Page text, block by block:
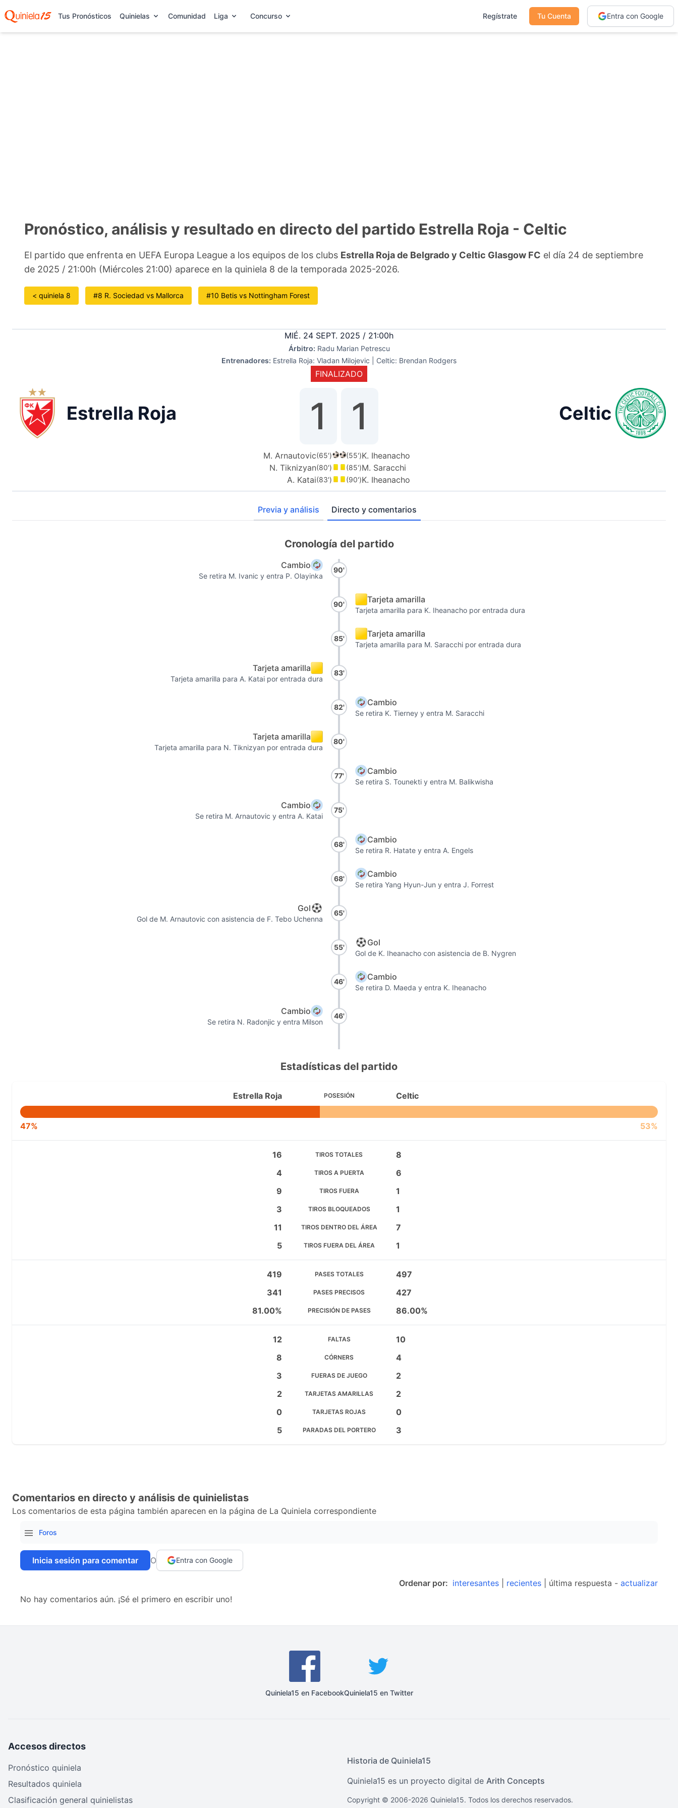
Tus Pronósticos Quinielas Comunidad Liga Concurso Regístrate Tu Cuenta Entra con Google
Pronóstico, análisis y resultado en directo del partido Estrella Roja - Celtic
El partido que enfrenta en UEFA Europa League a los equipos de los clubs Estrella Roja de Belgrado y Celtic Glasgow FC el día 24 de septiembre
de 2025 / 21:00h (Miércoles 21:00) aparece en la quiniela 8 de la temporada 2025-2026.
< quiniela 8 #8 R. Sociedad vs Mallorca #10 Betis vs Nottingham Forest
MIÉ. 24 SEPT. 2025 / 21:00h
Árbitro: Radu Marian Petrescu
Entrenadores: Estrella Roja: Vladan Milojevic | Celtic: Brendan Rodgers
FINALIZADO
Estrella Roja 1 1 Celtic
M. Arnautovic(65')
N. Tiknizyan(80')
A. Katai(83')
(55')K. Iheanacho
(85')M. Saracchi
(90')K. Iheanacho
Previa y análisis Directo y comentarios
Cronología del partido
Cambio
Se retira M. Ivanic y entra P. Olayinka
90'
90' Tarjeta amarilla
Tarjeta amarilla para K. Iheanacho por entrada dura
85' Tarjeta amarilla
Tarjeta amarilla para M. Saracchi por entrada dura
Tarjeta amarilla
Tarjeta amarilla para A. Katai por entrada dura
83'
82' Cambio
Se retira K. Tierney y entra M. Saracchi
Tarjeta amarilla
Tarjeta amarilla para N. Tiknizyan por entrada dura
80'
77' Cambio
Se retira S. Tounekti y entra M. Balikwisha
Cambio
Se retira M. Arnautovic y entra A. Katai
75'
68' Cambio
Se retira R. Hatate y entra A. Engels
68' Cambio
Se retira Yang Hyun-Jun y entra J. Forrest
Gol
Gol de M. Arnautovic con asistencia de F. Tebo Uchenna
65'
55' Gol
Gol de K. Iheanacho con asistencia de B. Nygren
46' Cambio
Se retira D. Maeda y entra K. Iheanacho
Cambio
Se retira N. Radonjic y entra Milson
46'
Estadísticas del partido
Estrella Roja POSESIÓN Celtic
47% 53%
16 TIROS TOTALES
8
4
TIROS A PUERTA
6
9
TIROS FUERA
1
3
TIROS BLOQUEADOS
1
11
TIROS DENTRO DEL ÁREA
7
5
TIROS FUERA DEL ÁREA 1
419 PASES TOTALES
497
341
PASES PRECISOS
427
81.00%
PRECISIÓN DE PASES 86.00%
12 FALTAS
10
8
CÓRNERS
4
3
FUERAS DE JUEGO
2
2
TARJETAS AMARILLAS
2
0
TARJETAS ROJAS
0
5
PARADAS DEL PORTERO 3
Comentarios en directo y análisis de quinielistas
Los comentarios de esta página también aparecen en la página de La Quiniela correspondiente
Foros
Inicia sesión para comentar O Entra con Google
Ordenar por: interesantes recientes | última respuesta - actualizar
No hay comentarios aún. ¡Sé el primero en escribir uno!
Quiniela15 en FacebookQuiniela15 en Twitter
Accesos directos
Pronóstico quiniela
Resultados quiniela
Clasificación general quinielistas
Historia de Quiniela15
Quiniela15 es un proyecto digital de Arith Concepts
Copyright © 2006-2026 Quiniela15. Todos los derechos reservados.